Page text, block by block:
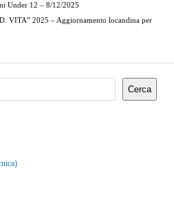
Under 12 – 8/12/2025
VITA” 2025 – Aggiornamento locandina per
Cerca